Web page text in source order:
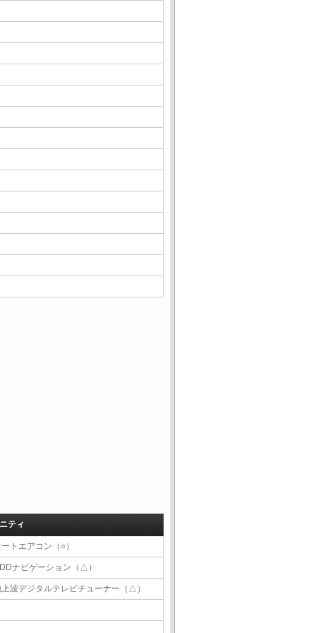
ティ
トエアコン（○）
ナビゲーション（△）
波デジタルテレビチューナー（△）